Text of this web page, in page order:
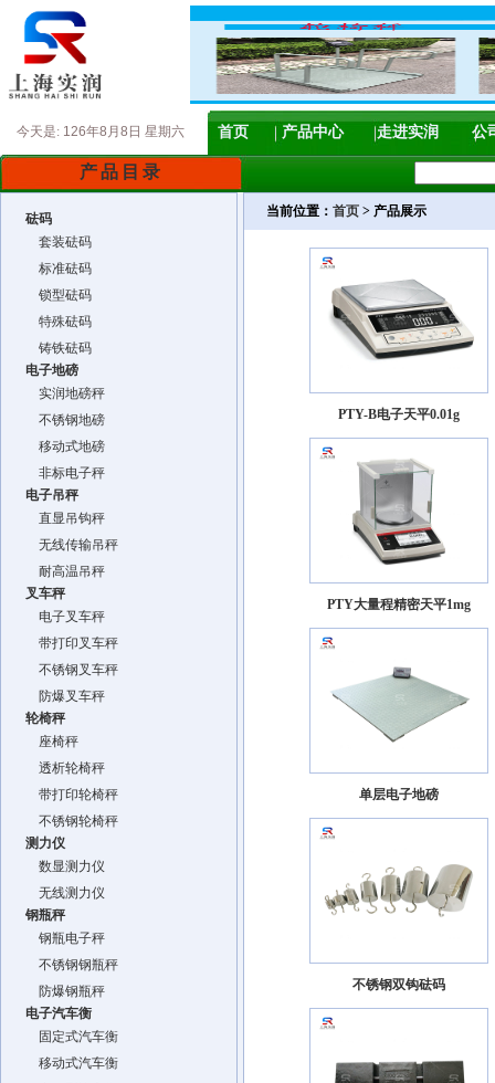
今天是: 126年8月8日 星期六 首页 产品中心 走进实润 公
产品目录
砝码
套装砝码
标准砝码
锁型砝码
特殊砝码
铸铁砝码
电子地磅
实润地磅秤
不锈钢地磅
移动式地磅
非标电子秤
电子吊秤
直显吊钩秤
无线传输吊秤
耐高温吊秤
叉车秤
电子叉车秤
带打印叉车秤
不锈钢叉车秤
防爆叉车秤
轮椅秤
座椅秤
透析轮椅秤
带打印轮椅秤
不锈钢轮椅秤
测力仪
数显测力仪
无线测力仪
钢瓶秤
钢瓶电子秤
不锈钢钢瓶秤
防爆钢瓶秤
电子汽车衡
固定式汽车衡
移动式汽车衡
当前位置： 首页 > 产品展示
PTY-B电子天平0.01g
PTY大量程精密天平1mg
单层电子地磅
不锈钢双钩砝码